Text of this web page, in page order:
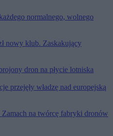
normalnego, wolnego
nowy klub. Zaskakujący
dron na płycie lotniska
przejęły władzę nad europejską
na twórcę fabryki dronów